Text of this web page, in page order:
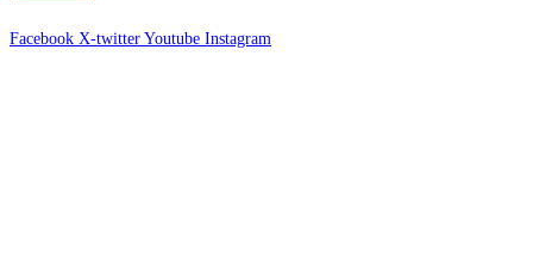
Facebook X-twitter Youtube Instagram